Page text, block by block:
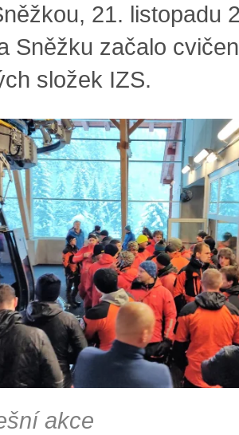
21. listopadu
Sněžku začalo
složek IZS.
akce